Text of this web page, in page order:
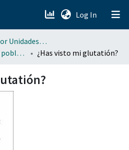
Log In (current)
Producciones por Unidades Académicas
Proyecto “Asociación poblana de Ciencias Microbiológicas” . (APCM)
¿Has visto mi glutatión?